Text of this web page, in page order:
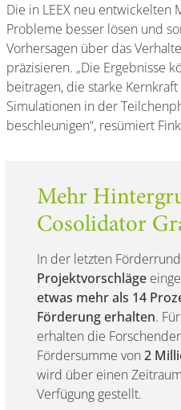
Die in LEEX neu entwickelten
Probleme besser lösen und
Vorhersagen über das
präzisieren. „Die Ergebnisse
beitragen, die starke
Simulationen in der
beschleunigen“, resümiert
Mehr
Cosolidator
In der letzten
Projektvorschläge
etwas mehr als 14
Förderung erhalten.
erhalten die
Fördersumme von 2
wird über einen
Verfügung gestellt.